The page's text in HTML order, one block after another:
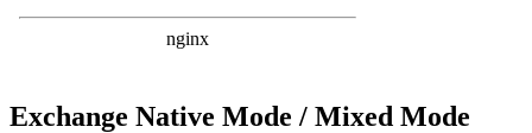
Exchange Native Mode / Mixed Mode